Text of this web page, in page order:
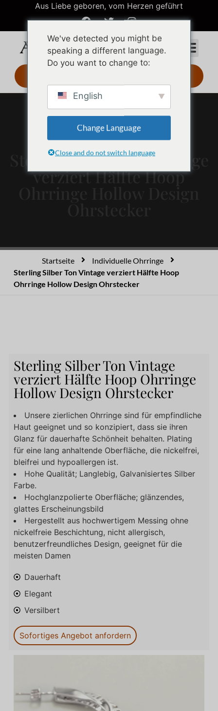
Aus Liebe geboren, vom Herzen geführt
Sterling Silber Ton Vintage
verziert Hälfte Hoop
Startseite
Individuelle Ohrringe
Sterling Silber Ton Vintage verziert Hälfte Hoop
Ohrringe Hollow Design Ohrstecker
Sterling Silber Ton Vintage
verziert Hälfte Hoop Ohrringe
Hollow Design Ohrstecker
Unsere zierlichen Ohrringe sind für empfindliche
Haut geeignet und so konzipiert, dass sie ihren
Glanz für dauerhafte Schönheit behalten. Plating
für eine lang anhaltende Oberfläche, die nickelfrei,
bleifrei und hypoallergen ist.
Hohe Qualität; Langlebig, Galvanisiertes Silber
Farbe.
Hochglanzpolierte Oberfläche; glänzendes,
glattes Erscheinungsbild
Hergestellt aus hochwertigem Messing ohne
nickelfreie Beschichtung, nicht allergisch,
benutzerfreundliches Design, geeignet für die
meisten Damen
Dauerhaft
Elegant
Versilbert
Sofortiges Angebot anfordern
We've detected you might be
speaking a different language.
Do you want to change to:
English
Change Language
Close and do not switch language